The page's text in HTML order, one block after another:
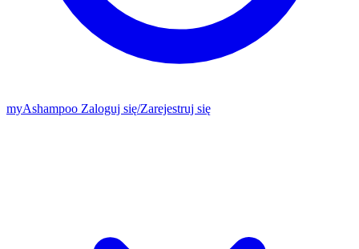
myAshampoo Zaloguj się/Zarejestruj się